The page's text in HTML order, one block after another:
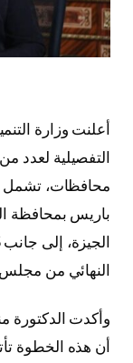
أعلنت وزارة
التفصيلية لعدد
محافظات، تشمل
باريس بمحافظة
النهائي من مجلس
وأكدت الدكتورة
أن هذه الخطوة